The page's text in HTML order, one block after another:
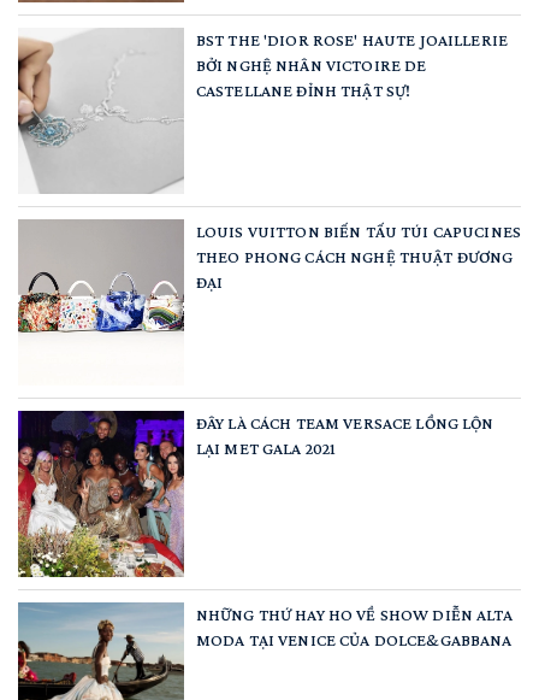
BST THE 'DIOR ROSE' HAUTE JOAILLERIE
BỞI NGHỆ NHÂN VICTOIRE DE
CASTELLANE ĐỈNH THẬT SỰ!
LOUIS VUITTON BIẾN TẤU TÚI CAPUCINES
THEO PHONG CÁCH NGHỆ THUẬT ĐƯƠNG
ĐẠI
ĐÂY LÀ CÁCH TEAM VERSACE LỒNG LỘN
LẠI MET GALA 2021
NHỮNG THỨ HAY HO VỀ SHOW DIỄN ALTA
MODA TẠI VENICE CỦA DOLCE&GABBANA